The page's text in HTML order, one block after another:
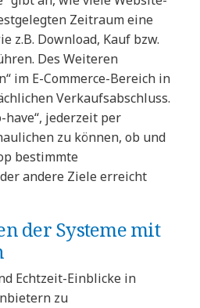
Zeitraum eine
z.B. Download, Kauf bzw.
Des Weiteren
im E-Commerce-Bereich in
Verkaufsabschluss.
have“, jederzeit per
zu können, ob und
bestimmte
andere Ziele erreicht
der Systeme mit
Echtzeit-Einblicke in
zu